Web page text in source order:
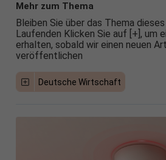
Mehr zum Thema
Bleiben Sie über das Thema
Laufenden Klicken Sie auf [+], um
erhalten, sobald wir einen neuen
veröffentlichen
Deutsche Wirtschaft